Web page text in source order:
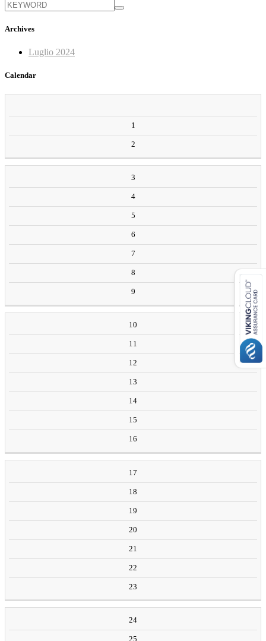
Archives
Luglio 2024
Calendar
2026
1
2
3
4
5
6
7
8
9
10
11
12
13
14
15
16
17
18
19
20
21
22
23
24
25